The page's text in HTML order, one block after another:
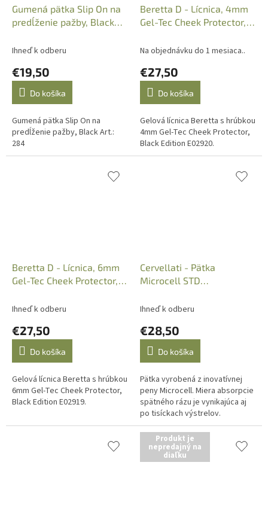
Gumená pätka Slip On na
predĺženie pažby, Black
Ihneď k odberu
€19,50
Do košíka
Gumená pätka Slip On na
predĺženie pažby, Black Art.:
284
Beretta D - Lícnica, 4mm
Gel-Tec Cheek Protector,
Na objednávku do 1 mesiaca..
€27,50
Do košíka
Gelová lícnica Beretta s hrúbkou
4mm Gel-Tec Cheek Protector,
Black Edition E02920.
Beretta D - Lícnica, 6mm
Gel-Tec Cheek Protector,
Ihneď k odberu
€27,50
Do košíka
Gelová lícnica Beretta s hrúbkou
6mm Gel-Tec Cheek Protector,
Black Edition E02919.
Cervellati - Pätka
Microcell STD
213114B
Ihneď k odberu
€28,50
Do košíka
Pätka vyrobená z inovatívnej
peny Microcell. Miera absorpcie
spätného rázu je vynikajúca aj
po tisíckach výstrelov.
Produkt je
nepredajný na
diaľku